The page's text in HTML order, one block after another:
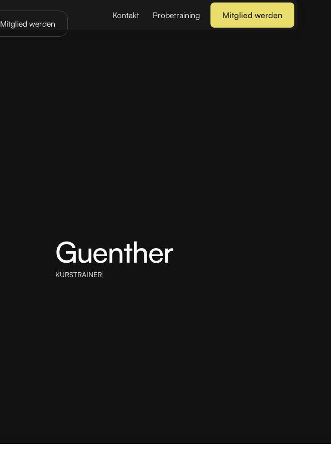
Mitglied werden
Kontakt Probetraining Mitglied werden
Guenther
KURSTRAINER